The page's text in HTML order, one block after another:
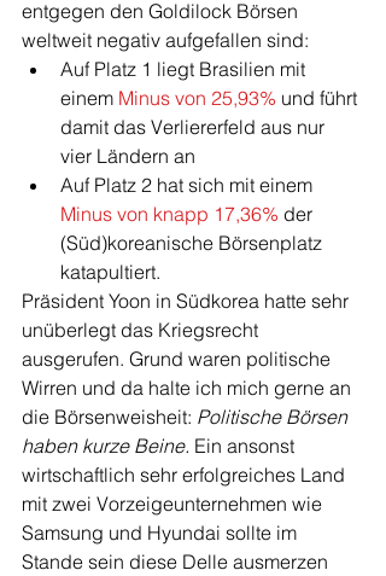
entgegen den Goldilock Börsen
weltweit negativ aufgefallen sind:
Auf Platz 1 liegt Brasilien mit
einem Minus von 25,93% und führt
damit das Verliererfeld aus nur
vier Ländern an
Auf Platz 2 hat sich mit einem
Minus von knapp 17,36% der
(Süd)koreanische Börsenplatz
katapultiert.
Präsident Yoon in Südkorea hatte sehr
unüberlegt das Kriegsrecht
ausgerufen. Grund waren politische
Wirren und da halte ich mich gerne an
die Börsenweisheit: Politische Börsen
haben kurze Beine. Ein ansonst
wirtschaftlich sehr erfolgreiches Land
mit zwei Vorzeigeunternehmen wie
Samsung und Hyundai sollte im
Stande sein diese Delle ausmerzen